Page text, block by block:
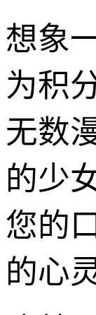
想象
为积
无数
的少
您的
的心